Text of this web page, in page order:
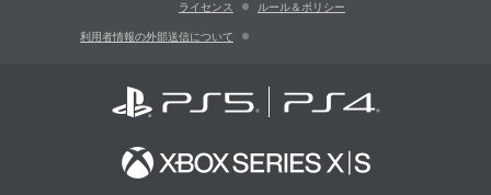
ライセンス ルール＆ポリシー
利用者情報の外部送信について